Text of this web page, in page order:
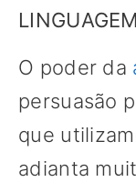
LINGUAGEM
O poder da
persuasão
que
adianta